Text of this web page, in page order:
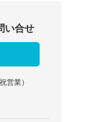
い合せ
営業）